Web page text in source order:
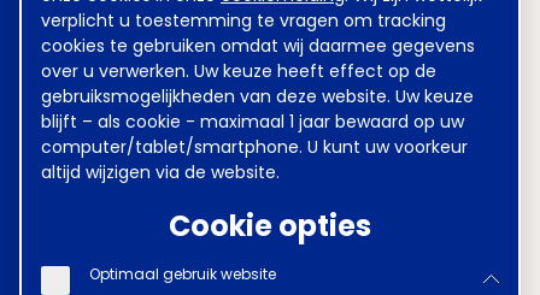
verplicht u toestemming te vragen om tracking
cookies te gebruiken omdat wij daarmee gegevens
over u verwerken. Uw keuze heeft effect op de
gebruiksmogelijkheden van deze website. Uw keuze
blijft – als cookie - maximaal 1 jaar bewaard op uw
computer/tablet/smartphone. U kunt uw voorkeur
altijd wijzigen via de website.
Cookie opties
Optimaal gebruik website